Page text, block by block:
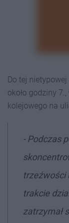
Do tej nietypowej
około godziny
kolejowego na
- Podczas
trzeźwości
trakcie
zatrzymał